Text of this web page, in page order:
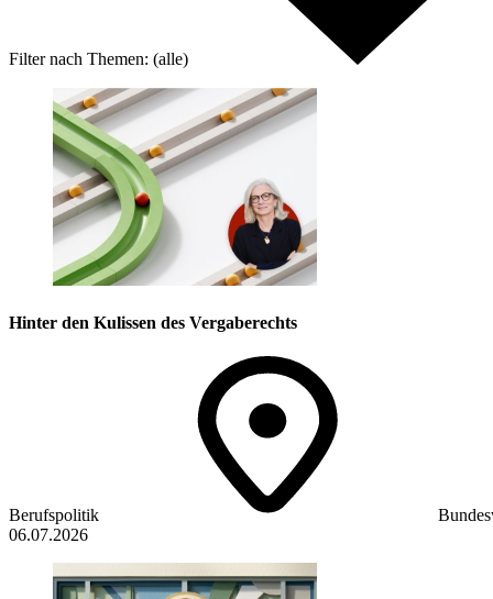
Filter nach Themen: (alle)
Hinter den Kulissen des Vergaberechts
Berufspolitik
06.07.2026